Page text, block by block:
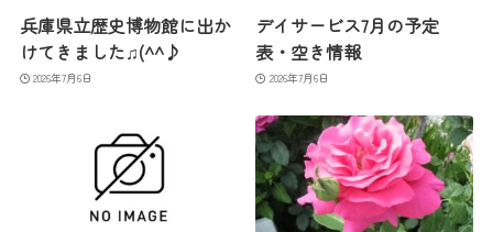
兵庫県立歴史博物館に出か
けてきました♫(^^♪
2026年7月6日
デイサービス7月の予定
表・空き情報
2026年7月6日